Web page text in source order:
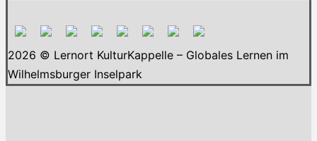
2026 © Lernort KulturKappelle – Globales Lernen im
Wilhelmsburger Inselpark